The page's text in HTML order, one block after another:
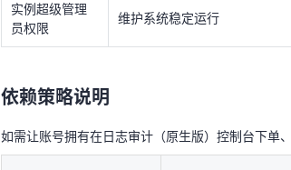
vpc admin
控制天翼云弹性IP开
实例超级管理
员权限
维护系统稳定运行
依赖策略说明
如需让账号拥有在日志审计（原生版）控制台下单